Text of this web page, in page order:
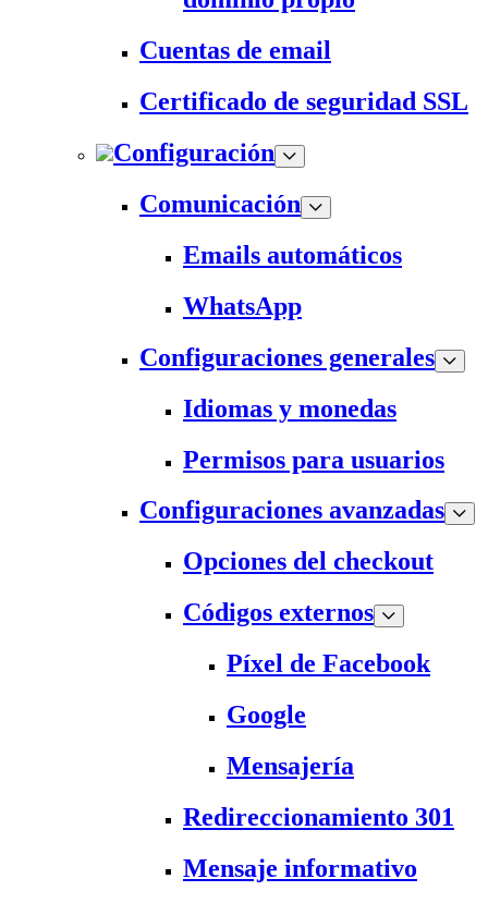
Cuentas de email
Certificado de seguridad SSL
Configuración
Comunicación
Emails automáticos
WhatsApp
Configuraciones generales
Idiomas y monedas
Permisos para usuarios
Configuraciones avanzadas
Opciones del checkout
Códigos externos
Píxel de Facebook
Google
Mensajería
Redireccionamiento 301
Mensaje informativo